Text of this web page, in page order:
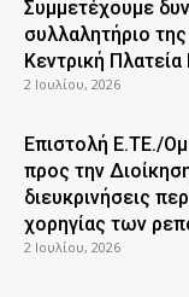
Συμμετέχουμε
συλλαλητήριο
Κεντρική
2 Ιουλίου, 2026
Επιστολή Ε.ΤΕ./
προς την
διευκρινήσεις
χορηγίας των
2 Ιουλίου, 2026